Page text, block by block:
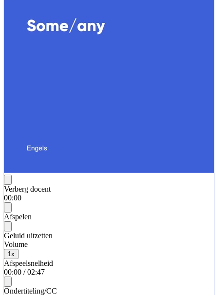
Verberg docent
00:00
Afspelen
Geluid uitzetten
Volume
1 x
Afspeelsnelheid
00:00 / 02:47
Ondertiteling/CC